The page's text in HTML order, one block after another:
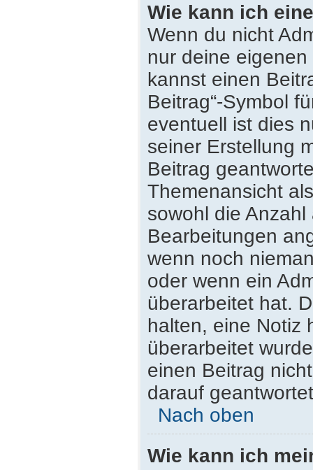
Wie kann ich
Wenn du nicht
nur deine
kannst einen
Beitrag“-Symbol
eventuell ist dies
seiner Erstellung
Beitrag
Themenansicht
sowohl die
Bearbeitungen
wenn noch
oder wenn ein
überarbeitet hat.
halten, eine Notiz
überarbeitet
einen Beitrag
darauf
Nach oben
Wie kann ich